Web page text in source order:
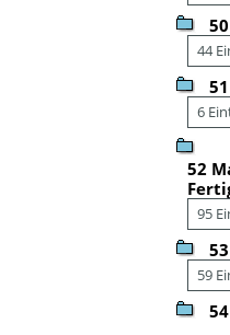
44
6
52
95
59